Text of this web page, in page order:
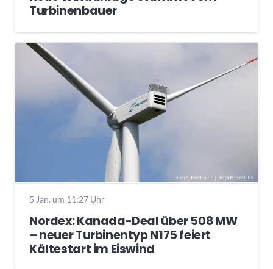
Turbinenbauer
5 Jan. um 11:27 Uhr
Nordex: Kanada-Deal über 508 MW
– neuer Turbinentyp N175 feiert
Kältestart im Eiswind